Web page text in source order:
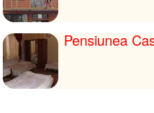
Pensiunea